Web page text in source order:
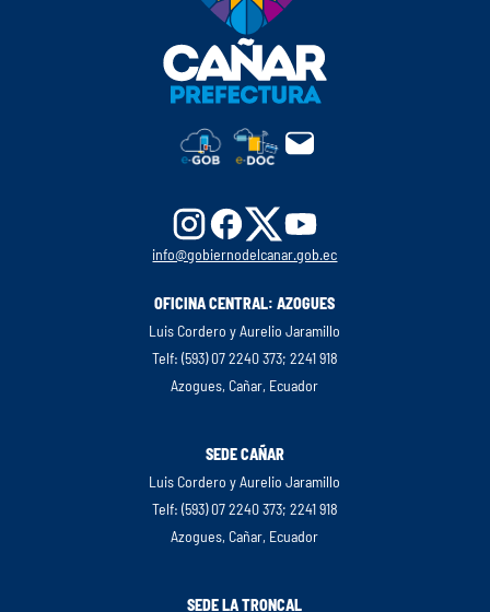
info@gobiernodelcanar.gob.ec
OFICINA CENTRAL: AZOGUES
Luis Cordero y Aurelio Jaramillo
Telf: (593) 07 2240 373; 2241 918
Azogues, Cañar, Ecuador
SEDE CAÑAR
Luis Cordero y Aurelio Jaramillo
Telf: (593) 07 2240 373; 2241 918
Azogues, Cañar, Ecuador
SEDE LA TRONCAL